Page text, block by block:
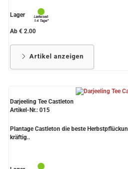
Lager
Ab € 2.00
Artikel anzeigen
Darjeeling Tee Castleton
Artikel-Nr.: 015
Plantage Castleton die beste
kräftig..